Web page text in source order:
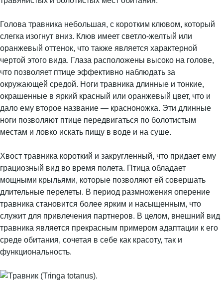
Голова травника небольшая, с коротким клювом, который
слегка изогнут вниз. Клюв имеет светло-желтый или
оранжевый оттенок, что также является характерной
чертой этого вида. Глаза расположены высоко на голове,
что позволяет птице эффективно наблюдать за
окружающей средой. Ноги травника длинные и тонкие,
окрашенные в яркий красный или оранжевый цвет, что и
дало ему второе название — красноножка. Эти длинные
ноги позволяют птице передвигаться по болотистым
местам и ловко искать пищу в воде и на суше.
Хвост травника короткий и закругленный, что придает ему
грациозный вид во время полета. Птица обладает
мощными крыльями, которые позволяют ей совершать
длительные перелеты. В период размножения оперение
травника становится более ярким и насыщенным, что
служит для привлечения партнеров. В целом, внешний вид
травника является прекрасным примером адаптации к его
среде обитания, сочетая в себе как красоту, так и
функциональность.